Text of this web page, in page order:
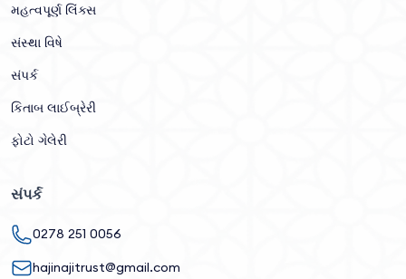
મહત્વપૂર્ણ લિંક્સ
સંસ્થા વિષે
સંપર્ક
કિતાબ લાઈબ્રેરી
ફોટો ગેલેરી
સંપર્ક
0278 251 0056
hajinajitrust@gmail.com